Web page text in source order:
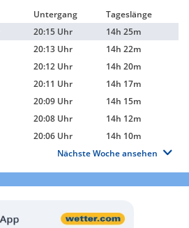
Untergang
Tageslänge
20:15 Uhr
14h 25m
20:13 Uhr
14h 22m
20:12 Uhr
14h 20m
20:11 Uhr
14h 17m
20:09 Uhr
14h 15m
20:08 Uhr
14h 12m
20:06 Uhr
14h 10m
Nächste Woche ansehen